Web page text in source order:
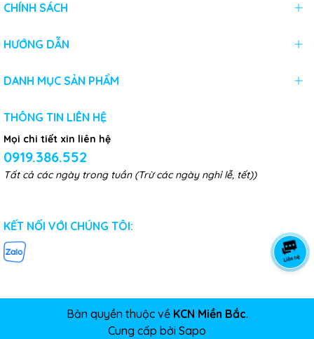
CHÍNH SÁCH
HƯỚNG DẪN
DANH MỤC SẢN PHẨM
THÔNG TIN LIÊN HỆ
Mọi chi tiết xin liên hệ
0919.386.552
Tất cả các ngày trong tuần (Trừ các ngày nghỉ lễ, tết))
KẾT NỐI VỚI CHÚNG TÔI:
Bản quyền thuộc về KCN Miền Bắc.
Cung cấp bởi Sapo